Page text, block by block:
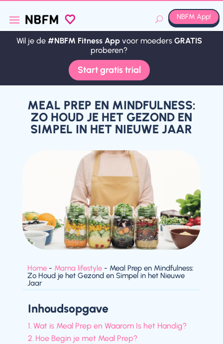
NBFM App!
Wil je de #NBFM Fitness Appvoor moeders GRATIS
proberen?
Start gratis trial
Wil je de #NBFM Fitness Appvoor moeders GRATIS
proberen?
Start gratis trial
MEAL PREP EN MINDFULNESS:
ZO HOUD JE HET GEZOND EN
SIMPEL IN HET NIEUWE JAAR
Home- Mama lifestyle- Meal Prep en Mindfulness:
Zo Houd je het Gezond en Simpel in het Nieuwe
Jaar
Inhoudsopgave
Wat is Meal Prep en Waarom Is het Handig?
Hoe Begin je met Meal Prep?